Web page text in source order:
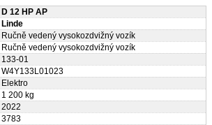
D 12 HP AP
Linde
Ručně vedený vysokozdvižný vozík
Ručně vedený vysokozdvižný vozík
133-01
W4Y133L01023
Elektro
1 200 kg
2022
3783